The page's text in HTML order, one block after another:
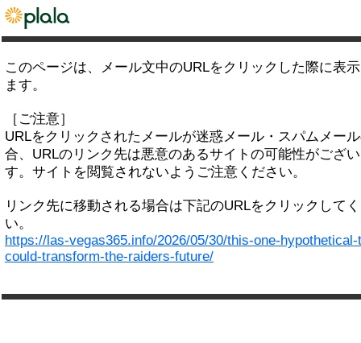
このページは、メール文中のURLをクリックした際に表
ます。
［ご注意］
URLをクリックされたメールが迷惑メール・スパムメー
合、URLのリンク先は悪意のあるサイトの可能性がござ
す。サイトを閲覧されないようご注意ください。
リンク先に移動される場合は下記のURLをクリックして
い。
https://las-vegas365.info/2026/05/30/this-one-hypothetical-
could-transform-the-raiders-future/